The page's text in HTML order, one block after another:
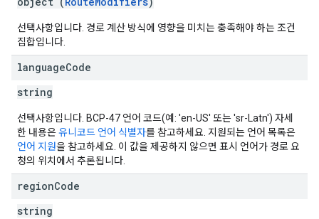
선택사항입니다. 경로 계산 방식에 영향을 미치는 충족해야 하는 조건
집합입니다.
languageCode
string
선택사항입니다. BCP-47 언어 코드(예: 'en-US' 또는 'sr-Latn') 자세
한 내용은유니코드 언어 식별자를 참고하세요. 지원되는 언어 목록은
언어 지원을 참고하세요. 이 값을 제공하지 않으면 표시 언어가 경로 요
청의 위치에서 추론됩니다.
regionCode
string